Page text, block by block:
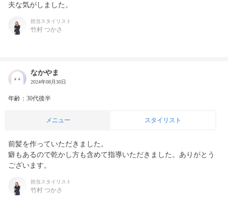
夫な気がしました。
担当スタイリスト
竹村 つかさ
なかやま
2024年08月30日
年齢：30代後半
メニュー スタイリスト
前髪を作っていただきました。
癖もあるので乾かし方も含めて指導いただきました。ありがとう
ございます。
担当スタイリスト
竹村 つかさ